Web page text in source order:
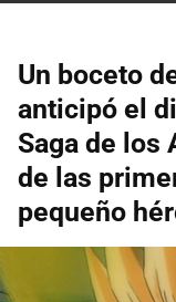
Un boceto
anticipó el
Saga de los
de las
pequeño